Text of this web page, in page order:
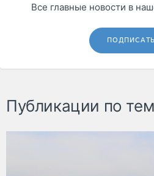
Все главные новости в
Публикации по